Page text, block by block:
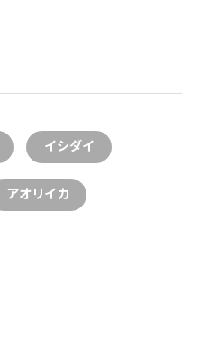
イシダイ
アオリイカ